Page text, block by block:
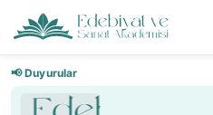
📢 Duyurular